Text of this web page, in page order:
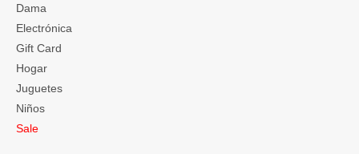
Dama
Electrónica
Gift Card
Hogar
Juguetes
Niños
Sale